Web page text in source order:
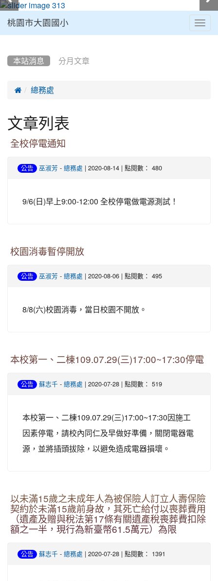
桃園市大園國小
本站消息 分月文章
 總務處
文章列表
全校停電通知
公告 巫淑芳 - 總務處 | 2020-08-14 | 點閱數： 480
9/6(日)早上9:00-12:00 全校停電做電源測試！
校園消毒暫停開放
公告 巫淑芳 - 總務處 | 2020-08-06 | 點閱數： 495
8/8(六)校園消毒，當日校園不開放。
本校第一、二棟109.07.29(三)17:00~17:30停電
公告 蘇志千 - 總務處 | 2020-07-28 | 點閱數： 519
本校第一、二棟109.07.29(三)17:00~17:30因施工
因素停電，請校內同仁及早做好準備，關閉電器電
源，並將插頭拔除，以避免造成電器損壞。
以未滿15歲之未成年人為被保險人訂立人壽保險
契約於未滿15歲前身故，其死亡給付以喪葬費用
（遺產及贈與稅法第17條有關遺產稅喪葬費扣除
額之一半，現行為新臺幣61.5萬元）為限
公告 蘇志千 - 總務處 | 2020-07-28 | 點閱數： 1391